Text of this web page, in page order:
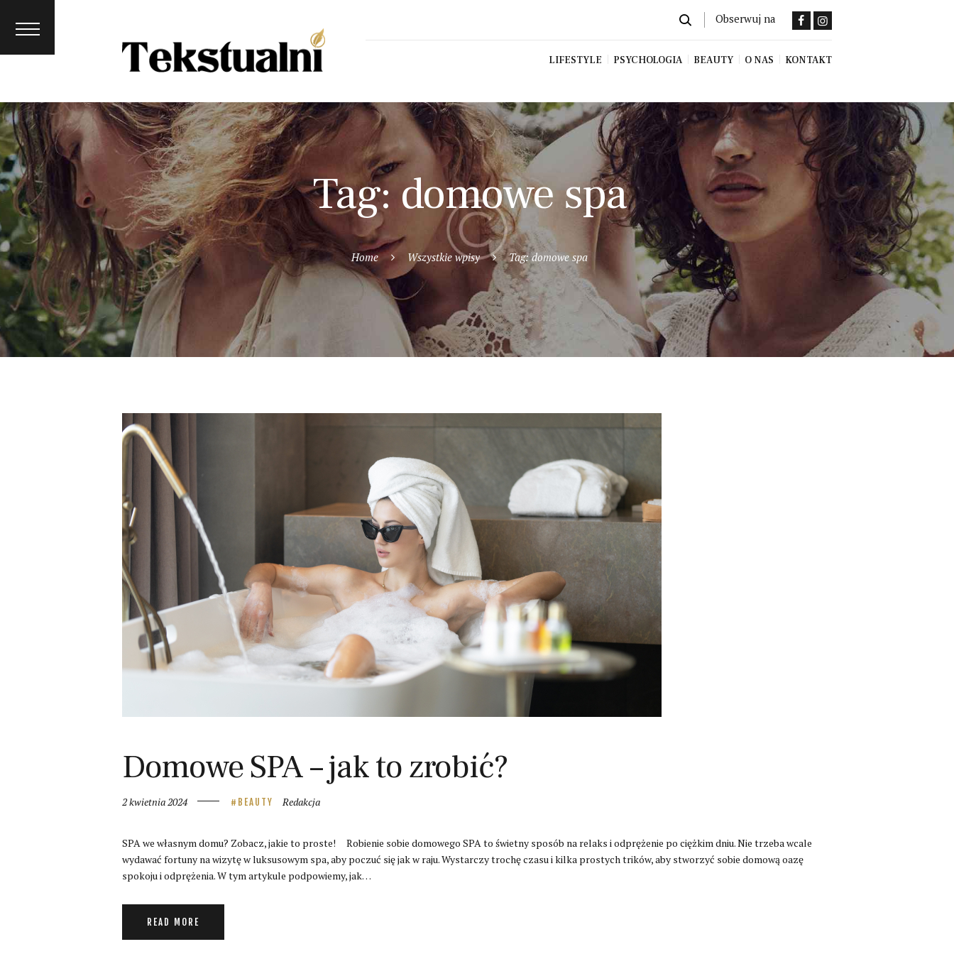
Obserwuj na
LIFESTYLE PSYCHOLOGIA BEAUTY O NAS KONTAKT
Tag: domowe spa
Home Wszystkie wpisy Tag: domowe spa
Domowe SPA – jak to zrobić?
2 kwietnia 2024 BEAUTY Redakcja
SPA we własnym domu? Zobacz, jakie to proste! Robienie sobie domowego SPA to świetny sposób na relaks i odprężenie po ciężkim dniu. Nie trzeba wcale
wydawać fortuny na wizytę w luksusowym spa, aby poczuć się jak w raju. Wystarczy trochę czasu i kilka prostych trików, aby stworzyć sobie domową oazę
spokoju i odprężenia. W tym artykule podpowiemy, jak…
READ MORE